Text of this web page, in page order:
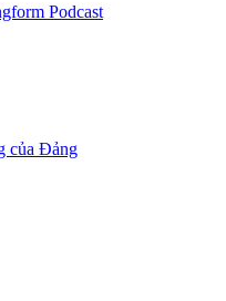
Podcast
của Đảng